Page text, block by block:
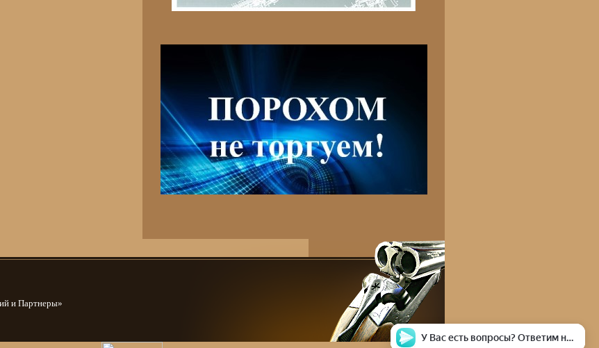
и Партнеры»
У Вас есть вопросы? Ответим на любой из них!